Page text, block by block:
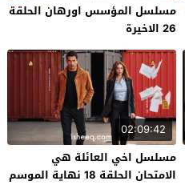
مسلسل المؤسس اورهان الحلقة
26 الاخيرة
02:09:42
مسلسل اخي العائلة هي
الامتحان الحلقة 18 نهاية الموسم